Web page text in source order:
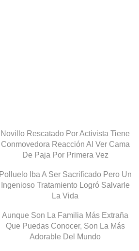
Novillo Rescatado Por Activista Tiene
Conmovedora Reacción Al Ver Cama
De Paja Por Primera Vez
Polluelo Iba A Ser Sacrificado Pero Un
Ingenioso Tratamiento Logró Salvarle
La Vida
Aunque Son La Familia Más Extraña
Que Puedas Conocer, Son La Más
Adorable Del Mundo